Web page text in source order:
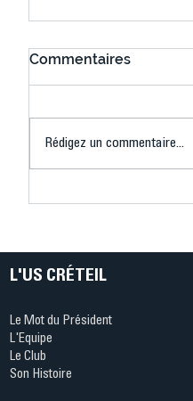
Ping ? Quand le
Commentaires
Rédigez un commentaire...
L'US CRÉTEIL
Le Mot du Président
L'Equipe
Le Club
Son Histoire